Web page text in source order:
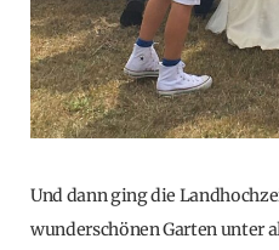
Und dann ging die
wunderschönen Garten unter